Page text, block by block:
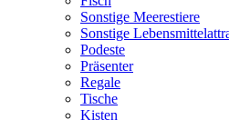
Sonstige Meerestiere
Sonstige
Podeste
Präsenter
Regale
Tische
Kisten